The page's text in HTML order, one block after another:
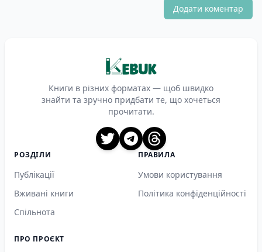
Додати коментар
Книги в різних форматах — щоб швидко
знайти та зручно придбати те, що хочеться
прочитати.
X TelegramThreads
РОЗДІЛИ
Публікації
Вживані книги
Спільнота
ПРО ПРОЄКТ
ПРАВИЛА
Умови користування
Політика конфіденційності